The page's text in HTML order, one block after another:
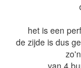
het is een
de zijde is dus